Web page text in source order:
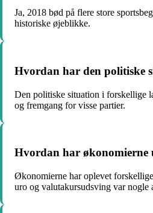
Ja, 2018 bød på flere store
historiske øjeblikke.
Hvordan har den politiske
Den politiske situation i forskellige
og fremgang for visse partier.
Hvordan har økonomierne
Økonomierne har oplevet
uro og valutakursudsving var nogle